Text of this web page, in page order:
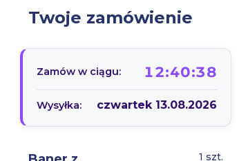
Twoje zamówienie
Zamów w ciągu: 12:40:37
Wysyłka: czwartek 13.08.2026
1 szt.